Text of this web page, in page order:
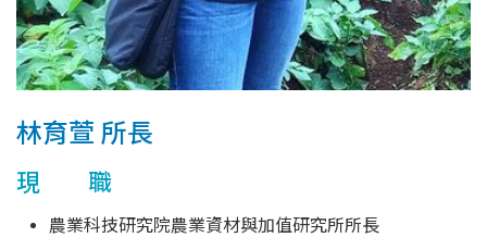
林育萱 所長
現 職
農業科技研究院農業資材與加值研究所所長